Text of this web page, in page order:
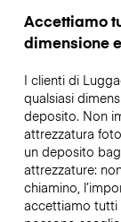
Accettiamo
dimensione
I clienti di
qualsiasi
deposito. Non
attrezzatura
un deposito
attrezzature:
chiamino,
accettiamo tutti